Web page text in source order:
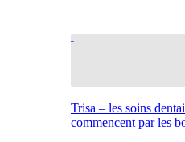
Trisa – les soins
commencent par les